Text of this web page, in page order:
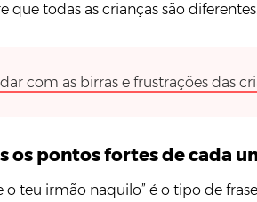
que todas as crianças são
com as birras e frustrações das
os pontos fortes de cada
o teu irmão naquilo” é o tipo de